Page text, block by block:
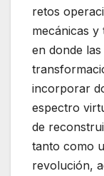
retos
mecánicas y
en donde
incorporar
espectro
de
tanto como
revolución,